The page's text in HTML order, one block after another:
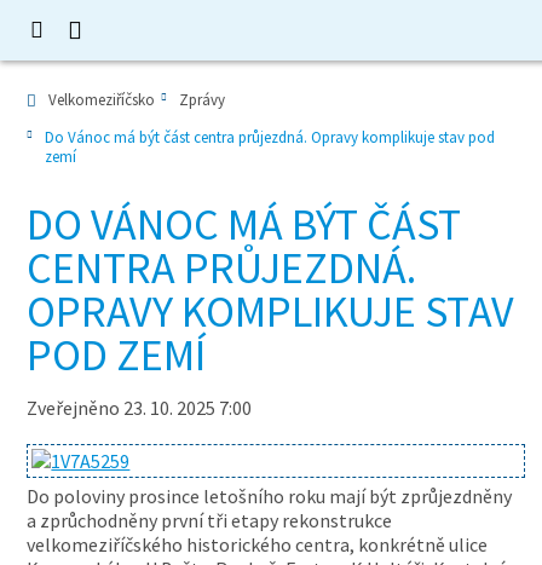
Velkomeziříčsko
Zprávy
Do Vánoc má být část centra průjezdná. Opravy komplikuje stav pod
zemí
DO VÁNOC MÁ BÝT ČÁST
CENTRA PRŮJEZDNÁ.
OPRAVY KOMPLIKUJE STAV
POD ZEMÍ
Zveřejněno 23. 10. 2025 7:00
Do poloviny prosince letošního roku mají být zprůjezdněny
a zprůchodněny první tři etapy rekonstrukce
velkomeziříčského historického centra, konkrétně ulice